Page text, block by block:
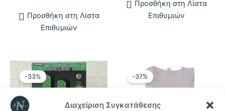
Διαχείριση Συγκατάθεσης
Προσθήκη στη Λίστα
Επιθυμιών
Προσθήκη στη Λίστα
Επιθυμιών
-33% -37%